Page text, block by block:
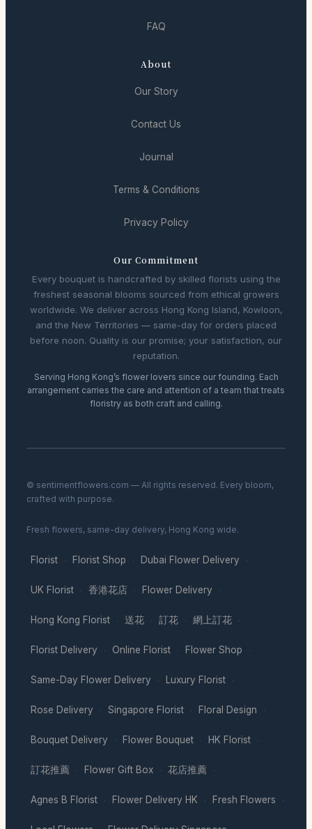
FAQ
About
Our Story
Contact Us
Journal
Terms & Conditions
Privacy Policy
Our Commitment
Every bouquet is handcrafted by skilled florists using the
freshest seasonal blooms sourced from ethical growers
worldwide. We deliver across Hong Kong Island, Kowloon,
and the New Territories — same-day for orders placed
before noon. Quality is our promise; your satisfaction, our
reputation.
Serving Hong Kong’s flower lovers since our founding. Each
arrangement carries the care and attention of a team that treats
floristry as both craft and calling.
© sentimentflowers.com — All rights reserved. Every bloom,
crafted with purpose.
Fresh flowers, same-day delivery, Hong Kong wide.
Florist · Florist Shop · Dubai Flower Delivery ·
UK Florist · 香港花店 · Flower Delivery ·
Hong Kong Florist · 送花 · 訂花 · 網上訂花 ·
Florist Delivery · Online Florist · Flower Shop ·
Same-Day Flower Delivery · Luxury Florist ·
Rose Delivery · Singapore Florist · Floral Design ·
Bouquet Delivery · Flower Bouquet · HK Florist ·
訂花推薦 · Flower Gift Box · 花店推薦 ·
Agnes B Florist · Flower Delivery HK · Fresh Flowers ·